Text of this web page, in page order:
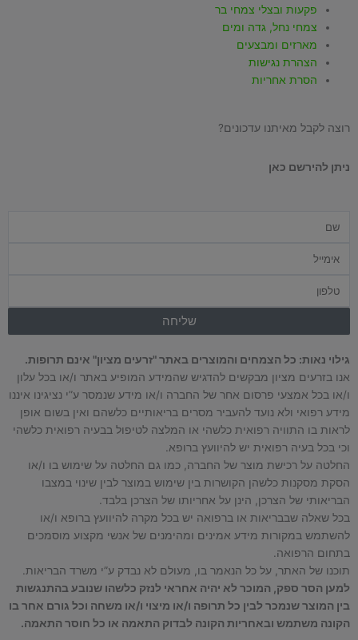
פקעות ובצלי צמחי בר
צמחי נחל, גדה ומים
מארזים ומבצעים
הצהרת נגישות
הסרת אחריות
רוצה לקבל מאיתנו עדכונים?
ניתן להירשם כאן
שליחה
גילוי נאות: כל הצמחים והמוצרים באתר "זרעים מציון" אינם תרופות.
אנו בזרעים מציון מבקשים להדגיש שהמידע המופיע באתר ו/או בכל עלון
ו/או בכל אמצעי פרסום אחר של החברה ו/או מידע שנמסר ע”י נציגינו איננו
מידע רפואי ולא נועד להעביר מסרים בריאותיים כלשהם ואין בשום אופן
לראות בו התוויה רפואית כלשהי או המלצה לטיפול בבעיה רפואית כלשהי
וכי בכל בעיה רפואית יש להיוועץ ברופא.
החלטה על רכישת מוצר של החברה, כמו גם החלטה על שימוש בו ו/או
הסקת מסקנות כלשהן הקושרות בין שימוש במוצר לבין שינוי במצבו
הבריאותי של הצרכן, הינן על אחריותו של הצרכן בלבד.
בכל שאלה שבבריאות או ברפואה יש בכל מקרה להיוועץ ברופא ו/או
להשתמש במקורות מידע אמינים ומהימנים של אנשי מקצוע מוסמכים
בתחום הרפואה.
תוכנו של האתר, על כל הנאמר בו, מעולם לא נבדק ע”י משרד הבריאות.
למען הסר ספק, המוכר לא יהיה אחראי לנזק כלשהו שנובע בהתנגשות
בין המוצר שנמכר לבין כל תרופה ו/או מיצוי ו/או משחה וכל גורם אחר בו
הקונה משתמש ובאחריות הקונה לבדוק התאמה או כל חוסר התאמה.